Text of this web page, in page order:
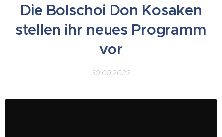
Die Bolschoi Don Kosaken
stellen ihr neues Programm
vor
30.09.2022